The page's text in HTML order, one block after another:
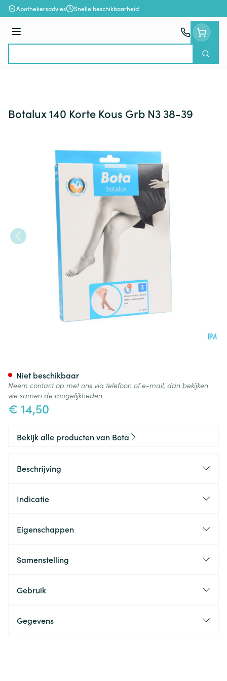
Ga naar de inhoud
Apothekersadvies Snelle beschikbaarheid
Menu
Zoek
Botalux 140 Korte Kous Grb N3 38-39
€ 14,50
Niet beschikbaar
Neem contact op met ons via telefoon of e-mail, dan bekijken
we samen de mogelijkheden.
Bekijk alle producten van Bota
Beschrijving
Indicatie
Eigenschappen
Samenstelling
Gebruik
Gegevens